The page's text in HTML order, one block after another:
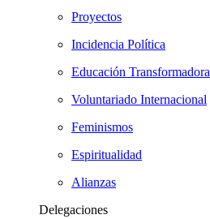
Proyectos
Incidencia Política
Educación Transformadora
Voluntariado Internacional
Feminismos
Espiritualidad
Alianzas
Delegaciones